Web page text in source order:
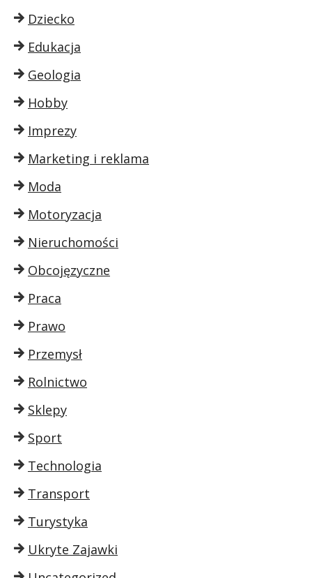
Dziecko
Edukacja
Geologia
Hobby
Imprezy
Marketing i reklama
Moda
Motoryzacja
Nieruchomości
Obcojęzyczne
Praca
Prawo
Przemysł
Rolnictwo
Sklepy
Sport
Technologia
Transport
Turystyka
Ukryte Zajawki